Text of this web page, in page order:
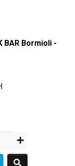
BAR Bormioli -